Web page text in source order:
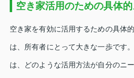
空き家活用のための具体
空き家を有効に活用するための具体
は、所有者にとって大きな一歩です
は、どのような活用方法が自分のニ